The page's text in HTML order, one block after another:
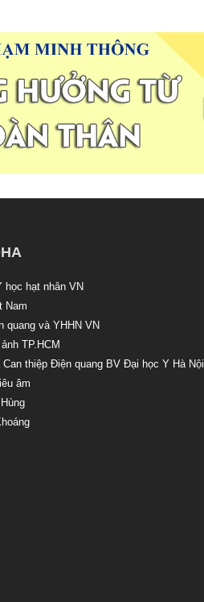
học hạt nhân VN
Nam
quang và YHHN VN
TP.HCM
thiệp Điện quang BV Đại học Y Hà Nội
âm